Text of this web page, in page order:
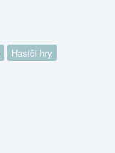
Hasiči hry